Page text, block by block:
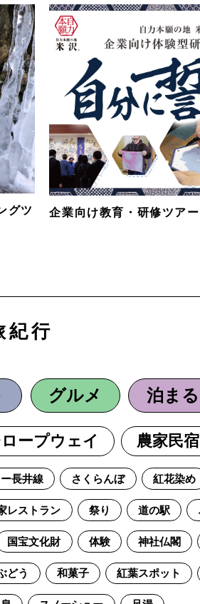
グツ
企業向け教育・研修ツア
紀行
グルメ 泊まる
ープウェイ 農家民宿
長井線 さくらんぼ 紅花染め
レストラン 祭り 道の駅
国宝文化財 体験 神社仏閣
どう 和菓子 紅葉スポット